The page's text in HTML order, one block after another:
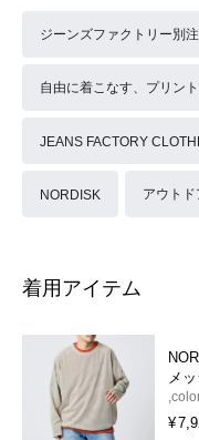
ジーンズファクトリー別注
自由に着こなす、プリン
JEANS FACTORY
NORDISK アウトド
着用アイテム
メ
¥